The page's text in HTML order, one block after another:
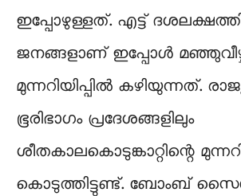
ഇപ്പോഴുള്ളത്. എട്ട്
ജനങ്ങളാണ് ഇപ്പോൾ
മുന്നറിയിപ്പിൽ കഴിയുന്നത്.
ഭൂരിഭാഗം പ്രദേശങ്ങളിലും
ശീതകാലകൊടുങ്കാറ്റിന്റെ
കൊടുത്തിട്ടുണ്ട്. ബോംബ്